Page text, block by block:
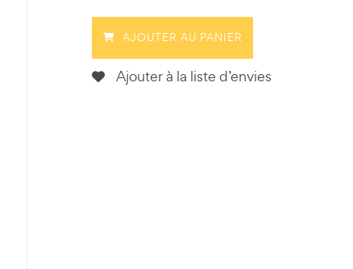
AJOUTER AU PANIER
Ajouter à la liste d’envies